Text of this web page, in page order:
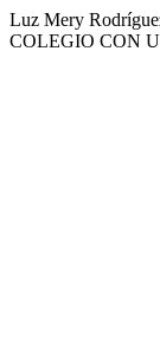
Luz Mery
COLEGIO CON